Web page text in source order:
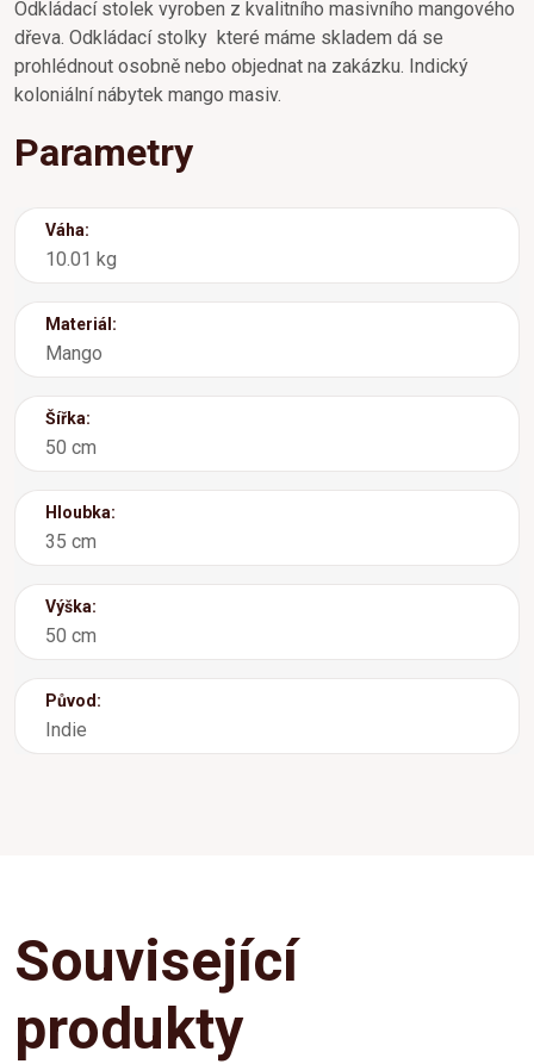
Odkládací stolek vyroben z kvalitního masivního mangového
dřeva. Odkládací stolky které máme skladem dá se
prohlédnout osobně nebo objednat na zakázku. Indický
koloniální nábytek mango masiv.
Parametry
Váha:
10.01 kg
Materiál:
Mango
Šířka:
50 cm
Hloubka:
35 cm
Výška:
50 cm
Původ:
Indie
Související
produkty